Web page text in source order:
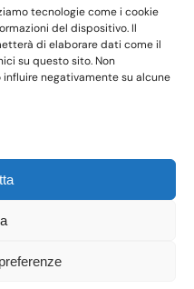
tecnologie come i cookie
del dispositivo. Il
di elaborare dati come il
su questo sito. Non
negativamente su alcune
FMGMCG62E20F704T